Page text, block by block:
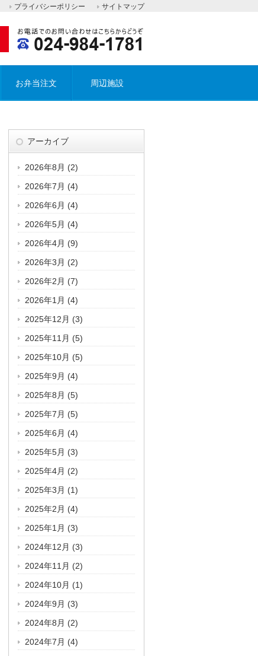
プライバシーポリシー サイトマップ
お弁当注文 周辺施設
アーカイブ
2026年8月 (2)
2026年7月 (4)
2026年6月 (4)
2026年5月 (4)
2026年4月 (9)
2026年3月 (2)
2026年2月 (7)
2026年1月 (4)
2025年12月 (3)
2025年11月 (5)
2025年10月 (5)
2025年9月 (4)
2025年8月 (5)
2025年7月 (5)
2025年6月 (4)
2025年5月 (3)
2025年4月 (2)
2025年3月 (1)
2025年2月 (4)
2025年1月 (3)
2024年12月 (3)
2024年11月 (2)
2024年10月 (1)
2024年9月 (3)
2024年8月 (2)
2024年7月 (4)